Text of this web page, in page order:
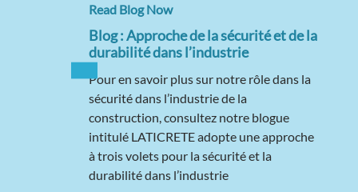
Read Blog Now
Blog : Approche de la sécurité et de la
durabilité dans l’industrie
Pour en savoir plus sur notre rôle dans la
sécurité dans l’industrie de la
construction, consultez notre blogue
intitulé LATICRETE adopte une approche
à trois volets pour la sécurité et la
durabilité dans l’industrie